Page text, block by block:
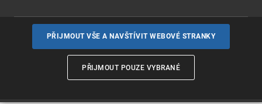
na následující e-mailovou adresu:
ipap@wipo.int, cc: luis.chavezprado@wipo.int.
Sekretariát WIPO nabízí v případě potřeby podporu
při formulování návrhů projektů v souladu se
stanovenými kritérii.
PŘIJMOUT VŠE A NAVŠTÍVIT WEBOVÉ STRANKY
PŘIJMOUT POUZE VYBRANÉ